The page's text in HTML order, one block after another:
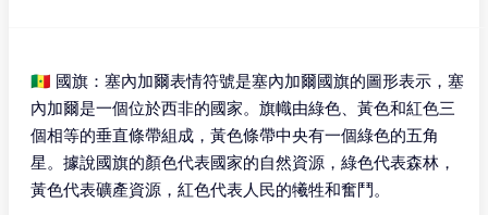
🇸🇳 國旗：塞內加爾表情符號是塞內加爾國旗的圖形表示，塞
內加爾是一個位於西非的國家。旗幟由綠色、黃色和紅色三
個相等的垂直條帶組成，黃色條帶中央有一個綠色的五角
星。據說國旗的顏色代表國家的自然資源，綠色代表森林，
黃色代表礦產資源，紅色代表人民的犧牲和奮鬥。